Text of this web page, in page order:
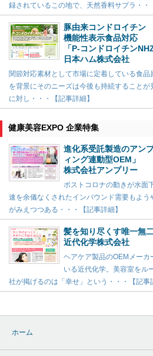
録されているこの地で、天然香料サプラ・・
豚由来コンドロイチン
機能性表示食品対応
「P-コンドロイチンNHZ
日本ハム株式会社
関節対応素材として市場に定着している食
を背景にそのニーズは今後も持続すること
に対し・・・【記事詳細】
健康美容EXPO 企業特集
進化系受託製造のアン
ィング連動型OEM」
株式会社アンプリー
ポストコロナの動きが水面
速を余儀なくされたインバウンド需要もよう
がみえつつある・・・【記事詳細】
髪を知り尽くす唯一無
近代化学株式会社
ヘアケア製品のOEMメー
いる近代化学。美容室をル
社が掲げるのは「幸せ」という・・・【記事
ホーム